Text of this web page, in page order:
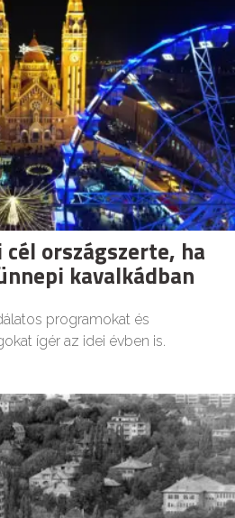
országszerte, ha
kavalkádban
programokat és
ígér az idei évben is.